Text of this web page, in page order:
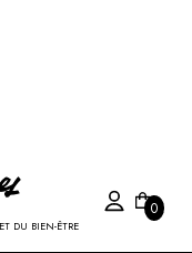
DU BIEN-ÊTRE
0